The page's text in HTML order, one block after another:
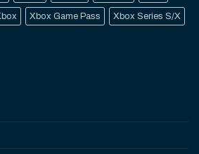
Xbox Game Pass Xbox Series S/X